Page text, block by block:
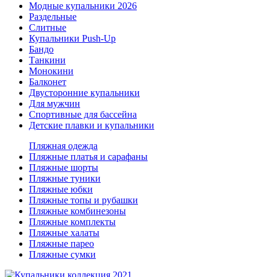
Модные купальники 2026
Раздельные
Слитные
Купальники Push-Up
Бандо
Танкини
Монокини
Балконет
Двусторонние купальники
Для мужчин
Спортивные для бассейна
Детские плавки и купальники
Пляжная одежда
Пляжные платья и сарафаны
Пляжные шорты
Пляжные туники
Пляжные юбки
Пляжные топы и рубашки
Пляжные комбинезоны
Пляжные комплекты
Пляжные халаты
Пляжные парео
Пляжные сумки